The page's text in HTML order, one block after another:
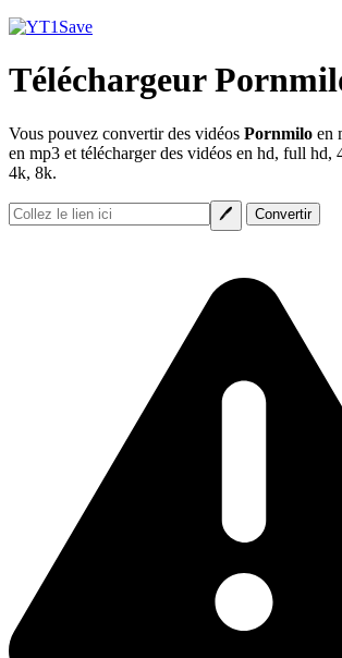
Téléchargeur
Vous pouvez convertir des vidéos Pornmilo en
en mp3 et télécharger des vidéos en hd, full hd,
4k, 8k.